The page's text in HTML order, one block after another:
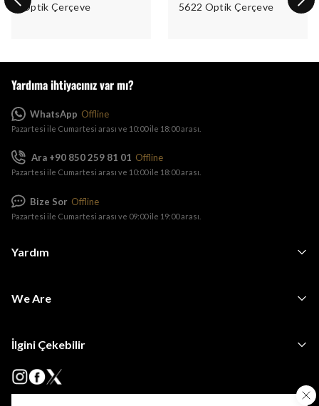
Optik Çerçeve
5622 Optik Çerçeve
Yardım
We Are
İlgini Çekebilir
Yardıma ihtiyacınız var mı?
WhatsApp Offline
Pazartesi ile Cumartesi arası ve 10:00 ile 18:00 arası.
Ara +90 850 259 81 01 Offline
Pazartesi ile Cumartesi arası ve 10:00 ile 18:00 arası.
Bize Sor Offline
Pazartesi ile Cumartesi arası ve 09:00 ile 19:00 arası.